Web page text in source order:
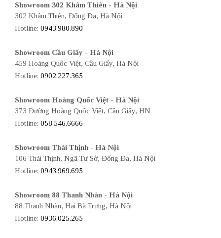
Showroom 302 Khâm Thiên - Hà Nội
302 Khâm Thiên, Đống Đa, Hà Nội
Hotline: 0943.980.890
Showroom Cầu Giấy - Hà Nội
459 Hoàng Quốc Việt, Cầu Giấy, Hà Nội
Hotline: 0902.227.365
Showroom Hoàng Quốc Việt - Hà Nội
373 Đường Hoàng Quốc Việt, Cầu Giấy, HN
Hotline: 058.546.6666
Showroom Thái Thịnh - Hà Nội
106 Thái Thịnh, Ngã Tư Sở, Đống Đa, Hà Nội
Hotline: 0943.969.695
Showroom 88 Thanh Nhàn - Hà Nội
88 Thanh Nhàn, Hai Bà Trưng, Hà Nội
Hotline: 0936.025.265